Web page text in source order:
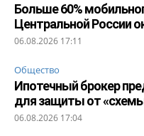
Больше 60%
Центральной России
06.08.2026 17:11
Общество
Ипотечный брокер
для защиты от
06.08.2026 17:04